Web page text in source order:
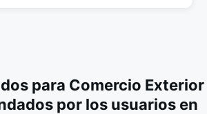
para Comercio Exterior
por los usuarios en